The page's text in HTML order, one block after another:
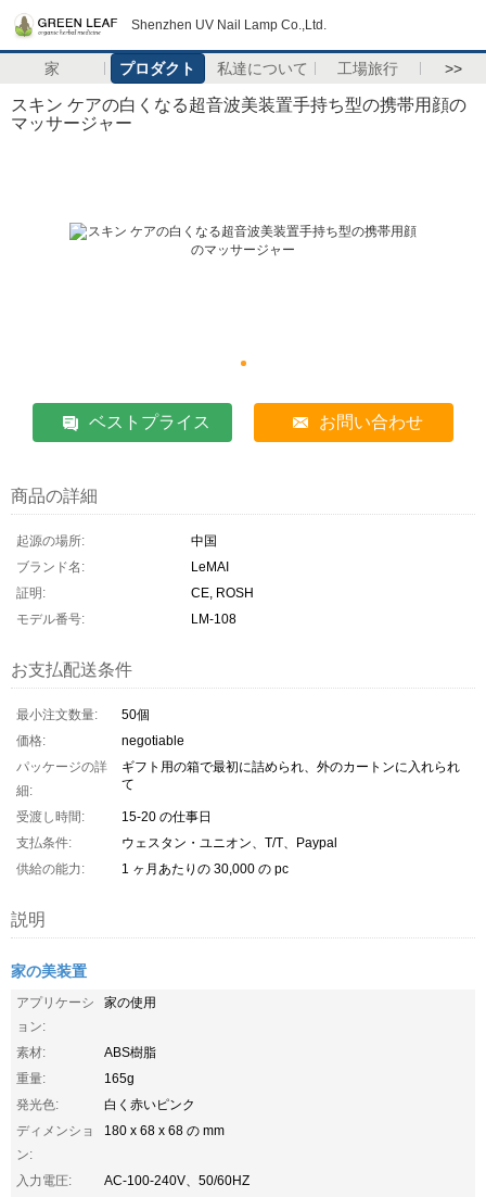
Shenzhen UV Nail Lamp Co.,Ltd.
家 プロダクト 私達について 工場旅行 >>
スキン ケアの白くなる超音波美装置手持ち型の携帯用顔の
マッサージャー
ベストプライス お問い合わせ
商品の詳細
起源の場所:
中国
ブランド名:
LeMAI
証明:
CE, ROSH
モデル番号:
LM-108
お支払配送条件
最小注文数量:
50個
価格:
negotiable
パッケージの詳
細:
ギフト用の箱で最初に詰められ、外のカートンに入れられ
て
受渡し時間:
15-20 の仕事日
支払条件:
ウェスタン・ユニオン、T/T、Paypal
供給の能力:
1 ヶ月あたりの 30,000 の pc
説明
家の美装置
アプリケーシ
ョン:
家の使用
素材:
ABS樹脂
重量:
165g
発光色:
白く赤いピンク
ディメンショ
ン:
180 x 68 x 68 の mm
入力電圧:
AC-100-240V、50/60HZ